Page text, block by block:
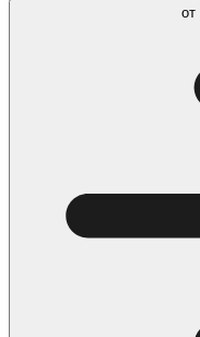
от